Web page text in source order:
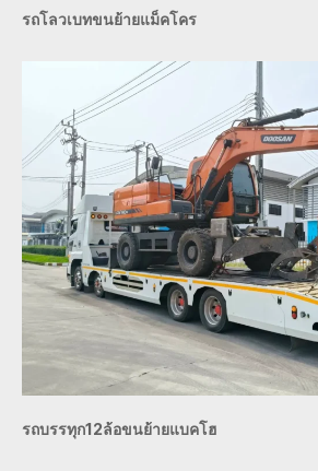
รถโลวเบทขนย้ายแม็คโคร
รถบรรทุก12ล้อขนย้ายแบคโฮ